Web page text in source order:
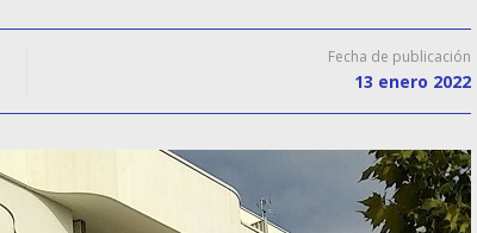
Fecha de publicación
13 enero 2022